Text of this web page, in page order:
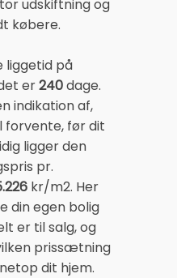
udskiftning og
købere.
liggetid på
er240dage.
indikation af,
forvente, før dit
ligger den
pr.
kr/m2. Her
din egen bolig
er til salg, og
prissætning
dit hjem.